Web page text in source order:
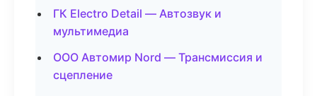
ГК Electro Detail — Автозвук и
мультимедиа
ООО Автомир Nord — Трансмиссия и
сцепление